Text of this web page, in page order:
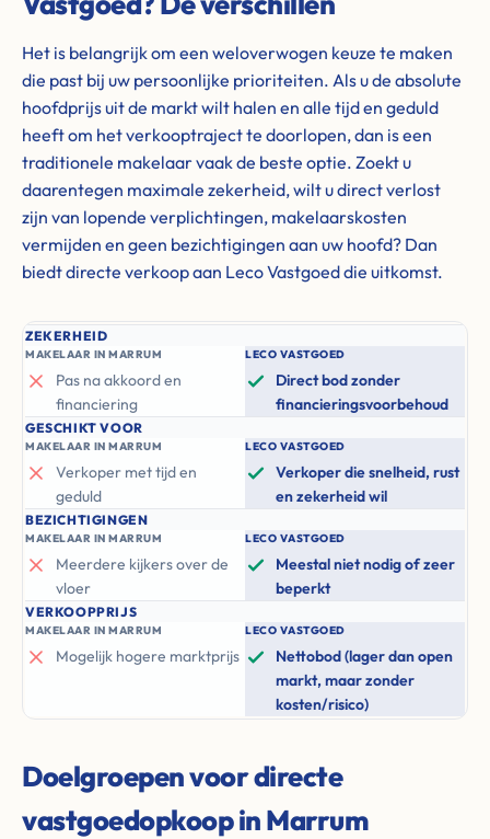
Het is belangrijk om een weloverwogen keuze te maken
die past bij uw persoonlijke prioriteiten. Als u de absolute
hoofdprijs uit de markt wilt halen en alle tijd en geduld
heeft om het verkooptraject te doorlopen, dan is een
traditionele makelaar vaak de beste optie. Zoekt u
daarentegen maximale zekerheid, wilt u direct verlost
zijn van lopende verplichtingen, makelaarskosten
vermijden en geen bezichtigingen aan uw hoofd? Dan
biedt directe verkoop aan Leco Vastgoed die uitkomst.
ZEKERHEID
MAKELAAR IN MARRUM
Pas na akkoord en
financiering
LECO VASTGOED
Direct bod zonder
financieringsvoorbehoud
GESCHIKT VOOR
MAKELAAR IN MARRUM
Verkoper met tijd en
geduld
LECO VASTGOED
Verkoper die snelheid, rust
en zekerheid wil
BEZICHTIGINGEN
MAKELAAR IN MARRUM
Meerdere kijkers over de
vloer
LECO VASTGOED
Meestal niet nodig of zeer
beperkt
VERKOOPPRIJS
MAKELAAR IN MARRUM
Mogelijk hogere marktprijs
LECO VASTGOED
Nettobod (lager dan open
markt, maar zonder
kosten/risico)
Doelgroepen voor directe
vastgoedopkoop in Marrum